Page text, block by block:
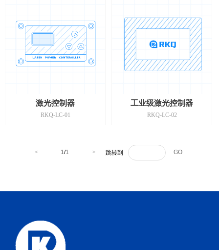
激光控制器
RKQ-LC-01
工业级激光控制器
RKQ-LC-02
< 1/1 > 跳转到 GO